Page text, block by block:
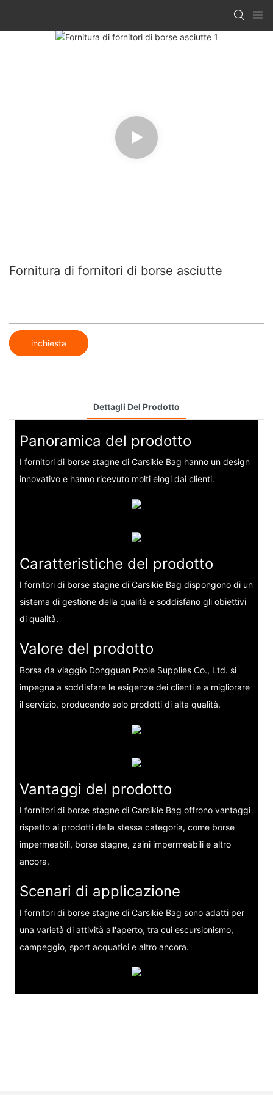
Fornitura di fornitori di borse asciutte
inchiesta
Dettagli Del Prodotto
Panoramica del prodotto
I fornitori di borse stagne di Carsikie Bag hanno un design
innovativo e hanno ricevuto molti elogi dai clienti.
Caratteristiche del prodotto
I fornitori di borse stagne di Carsikie Bag dispongono di un
sistema di gestione della qualità e soddisfano gli obiettivi
di qualità.
Valore del prodotto
Borsa da viaggio Dongguan Poole Supplies Co., Ltd. si
impegna a soddisfare le esigenze dei clienti e a migliorare
il servizio, producendo solo prodotti di alta qualità.
Vantaggi del prodotto
I fornitori di borse stagne di Carsikie Bag offrono vantaggi
rispetto ai prodotti della stessa categoria, come borse
impermeabili, borse stagne, zaini impermeabili e altro
ancora.
Scenari di applicazione
I fornitori di borse stagne di Carsikie Bag sono adatti per
una varietà di attività all'aperto, tra cui escursionismo,
campeggio, sport acquatici e altro ancora.